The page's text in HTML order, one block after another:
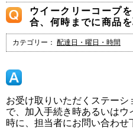
ウイークリーコープ
合、何時までに商品
カテゴリー： 配達日・曜日・時間
お受け取りいただくステー
で、加入手続き時あるいは
時に、担当者にお問い合わせ